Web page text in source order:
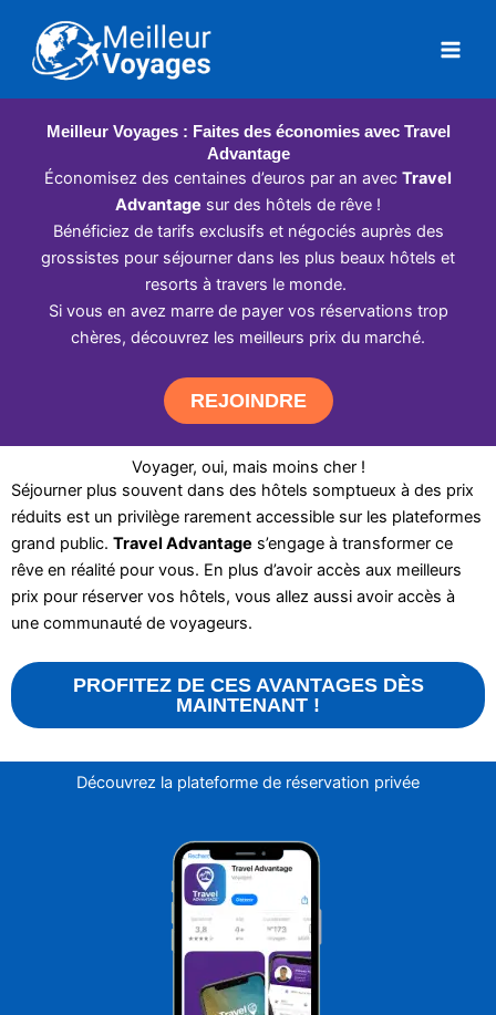
contenu
Meilleur Voyages : Faites des économies avec Travel
Advantage
Économisez des centaines d’euros par an avec Travel
Advantage sur des hôtels de rêve !
Bénéficiez de tarifs exclusifs et négociés auprès des
grossistes pour séjourner dans les plus beaux hôtels et
resorts à travers le monde.
Si vous en avez marre de payer vos réservations trop
chères, découvrez les meilleurs prix du marché.
REJOINDRE
Voyager, oui, mais moins cher !
Séjourner plus souvent dans des hôtels somptueux à des prix
réduits est un privilège rarement accessible sur les plateformes
grand public. Travel Advantage s’engage à transformer ce
rêve en réalité pour vous. En plus d’avoir accès aux meilleurs
prix pour réserver vos hôtels, vous allez aussi avoir accès à
une communauté de voyageurs.
PROFITEZ DE CES AVANTAGES DÈS
MAINTENANT !
Découvrez la plateforme de réservation privée